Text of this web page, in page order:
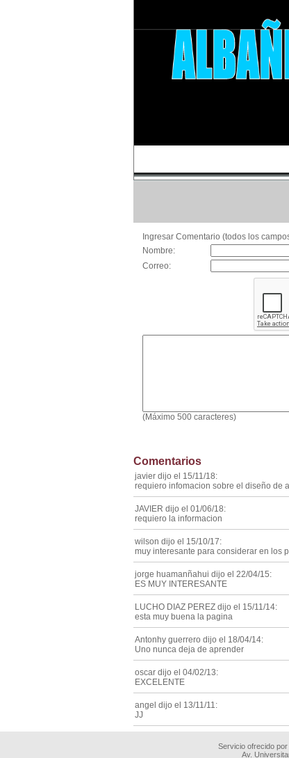
Ingresar Comentario (todos los
Nombre:
Correo:
(Máximo 500 caracteres)
Comentarios
javier dijo el 15/11/18:
requiero infomacion sobre el diseño de
JAVIER dijo el 01/06/18:
requiero la informacion
wilson dijo el 15/10/17:
muy interesante para considerar en los
jorge huamanñahui dijo el 22/04/15:
ES MUY INTERESANTE
LUCHO DIAZ PEREZ dijo el 15/11/14:
esta muy buena la pagina
Antonhy guerrero dijo el 18/04/14:
Uno nunca deja de aprender
oscar dijo el 04/02/13:
EXCELENTE
angel dijo el 13/11/11:
JJ
Servicio ofrecido
Av.